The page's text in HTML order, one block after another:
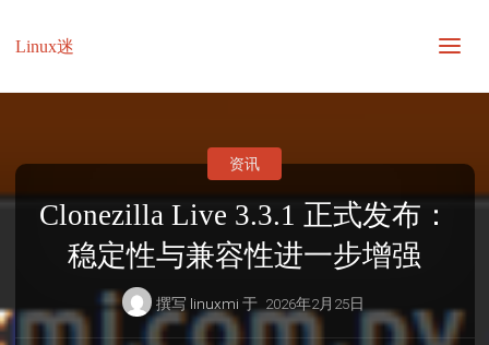
Linux迷
Clonezilla Live 3.3.1 正式发布：
稳定性与兼容性进一步增强
撰写 linuxmi 于 2026年2月25日
资讯